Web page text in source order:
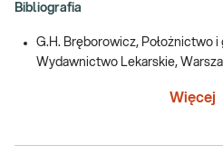
Bibliografia
G.H. Bręborowicz, Położnictwo i
Wydawnictwo Lekarskie,
Więcej